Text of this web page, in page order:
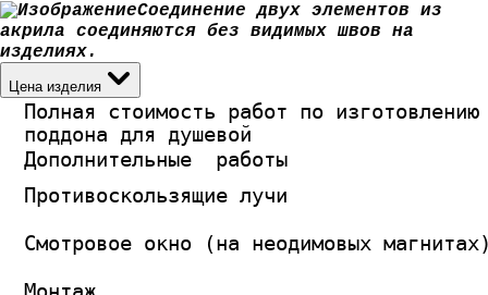
Соединение двух элементов из
акрила соединяются без видимых швов на
изделиях.
Цена изделия
Полная стоимость работ по изготовлению
поддона для душевой
Дополнительные работы
Противоскользящие лучи
Смотровое окно (на неодимовых